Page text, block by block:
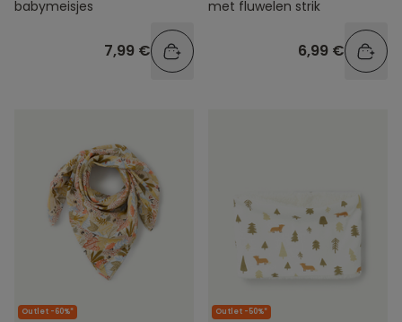
babymeisjes
7,99 €
met fluwelen strik
6,99 €
Outlet -60%* Outlet -50%*